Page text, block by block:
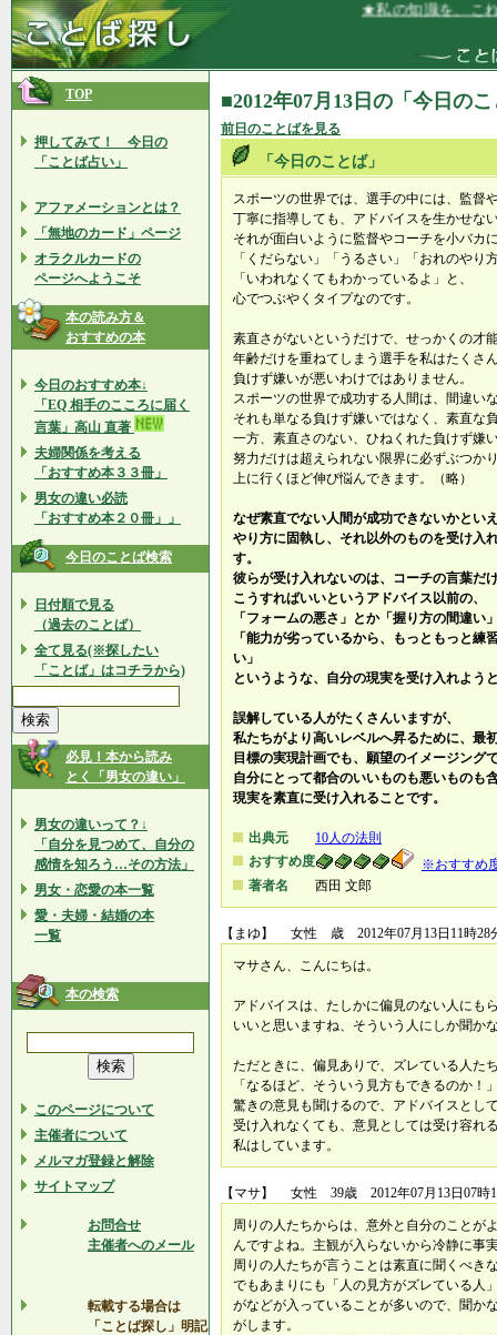
★私の知識を、これ
TOP
押してみて！ 今日の
「ことば占い」
アファメーションとは？
「無地のカード」ページ
オラクルカードの
ページへようこそ
本の読み方＆
おすすめの本
今日のおすすめ本↓
「EQ 相手のこころに届く
言葉」高山 直著
夫婦関係を考える
「おすすめ本３３冊」
男女の違い必読
「おすすめ本２０冊」」
今日のことば検索
日付順で見る
（過去のことば）
全て見る(※探したい
「ことば」はコチラから)
必見！本から読み
とく「男女の違い」
男女の違いって？↓
「自分を見つめて、自分の
感情を知ろう…その方法」
男女・恋愛の本一覧
愛・夫婦・結婚の本
一覧
本の検索
このページについて
主催者について
メルマガ登録と解除
サイトマップ
お問合せ
主催者へのメール
転載する場合は
「ことば探し」明記
■2012年07月13日の「今日の
前日のことばを見る
「今日のことば」
スポーツの世界では、選手の中には、監督
丁寧に指導しても、アドバイスを生かせな
それが面白いように監督やコーチを小バカ
「くだらない」「うるさい」「おれのやり
「いわれなくてもわかっているよ」と、
心でつぶやくタイプなのです。
素直さがないというだけで、せっかくの才
年齢だけを重ねてしまう選手を私はたくさ
負けず嫌いが悪いわけではありません。
スポーツの世界で成功する人間は、間違い
それも単なる負けず嫌いではなく、素直な
一方、素直さのない、ひねくれた負けず嫌
努力だけは超えられない限界に必ずぶつか
上に行くほど伸び悩んできます。（略）
なぜ素直でない人間が成功できないかとい
やり方に固執し、それ以外のものを受け入
す。
彼らが受け入れないのは、コーチの言葉だ
こうすればいいというアドバイス以前の、
「フォームの悪さ」とか「握り方の間違い
「能力が劣っているから、もっともっと練
い」
というような、自分の現実を受け入れよう
誤解している人がたくさんいますが、
私たちがより高いレベルへ昇るために、最
目標の実現計画でも、願望のイメージング
自分にとって都合のいいものも悪いものも
現実を素直に受け入れることです。
出典元
10人の法則
おすすめ度
※おすすめ
著者名
西田 文郎
【まゆ】 女性 歳 2012年07月13日11時28
マサさん、こんにちは。
アドバイスは、たしかに偏見のない人にも
いいと思いますね、そういう人にしか聞か
ただときに、偏見ありで、ズレている人た
「なるほど、そういう見方もできるのか！
驚きの意見も聞けるので、アドバイスとし
受け入れなくても、意見としては受け容れ
私はしています。
【マサ】 女性 39歳 2012年07月13日07時
周りの人たちからは、意外と自分のことが
んですよね。主観が入らないから冷静に事
周りの人たちが言うことは素直に聞くべき
でもあまりにも「人の見方がズレている人
がなどが入っていることが多いので、聞か
がします。